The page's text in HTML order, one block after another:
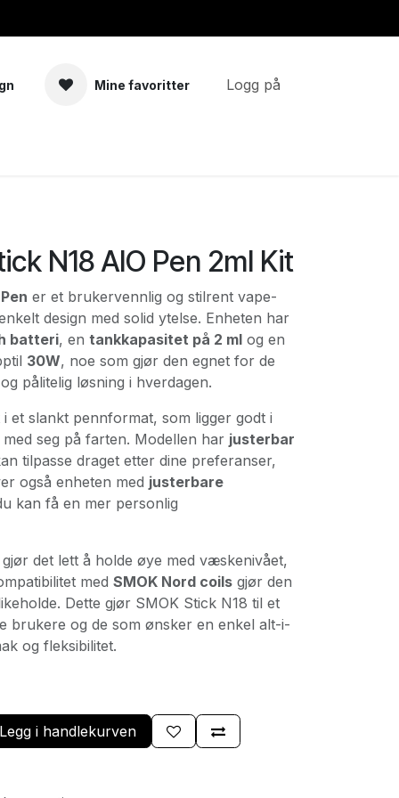
Mine favoritter Logg på
N18 AIO Pen 2ml Kit
er et brukervennlig og stilrent vape-
design med solid ytelse. Enheten har
batteri, en tankkapasitet på 2 ml og en
30W, noe som gjør den egnet for de
pålitelig løsning i hverdagen.
et slankt pennformat, som ligger godt i
seg på farten. Modellen har justerbar
tilpasse draget etter dine preferanser,
også enheten med justerbare
kan få en mer personlig
det lett å holde øye med væskenivået,
med SMOK Nord coils gjør den
Dette gjør SMOK Stick N18 til et
brukere og de som ønsker en enkel alt-i-
og fleksibilitet.
Legg i handlekurven